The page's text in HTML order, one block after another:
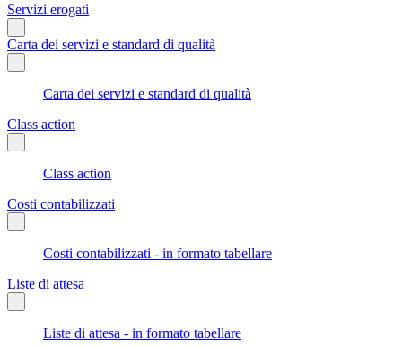
Servizi erogati
Carta dei servizi e standard di qualità
Carta dei servizi e standard di qualità
Class action
Class action
Costi contabilizzati
Costi contabilizzati - in formato tabellare
Liste di attesa
Liste di attesa - in formato tabellare